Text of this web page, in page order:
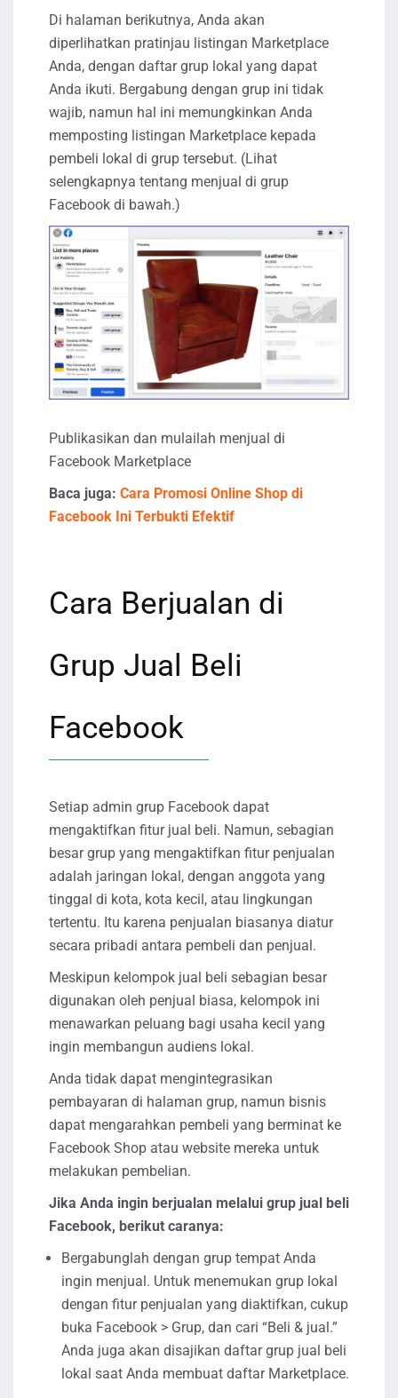
Di halaman berikutnya, Anda akan
diperlihatkan pratinjau listingan Marketplace
Anda, dengan daftar grup lokal yang dapat
Anda ikuti. Bergabung dengan grup ini tidak
wajib, namun hal ini memungkinkan Anda
memposting listingan Marketplace kepada
pembeli lokal di grup tersebut. (Lihat
selengkapnya tentang menjual di grup
Facebook di bawah.)
Publikasikan dan mulailah menjual di
Facebook Marketplace
Baca juga: Cara Promosi Online Shop di
Facebook Ini Terbukti Efektif
Cara Berjualan di
Grup Jual Beli
Facebook
Setiap admin grup Facebook dapat
mengaktifkan fitur jual beli. Namun, sebagian
besar grup yang mengaktifkan fitur penjualan
adalah jaringan lokal, dengan anggota yang
tinggal di kota, kota kecil, atau lingkungan
tertentu. Itu karena penjualan biasanya diatur
secara pribadi antara pembeli dan penjual.
Meskipun kelompok jual beli sebagian besar
digunakan oleh penjual biasa, kelompok ini
menawarkan peluang bagi usaha kecil yang
ingin membangun audiens lokal.
Anda tidak dapat mengintegrasikan
pembayaran di halaman grup, namun bisnis
dapat mengarahkan pembeli yang berminat ke
Facebook Shop atau website mereka untuk
melakukan pembelian.
Jika Anda ingin berjualan melalui grup jual beli
Facebook, berikut caranya:
Bergabunglah dengan grup tempat Anda
ingin menjual. Untuk menemukan grup lokal
dengan fitur penjualan yang diaktifkan, cukup
buka Facebook > Grup, dan cari “Beli & jual.”
Anda juga akan disajikan daftar grup jual beli
lokal saat Anda membuat daftar Marketplace.